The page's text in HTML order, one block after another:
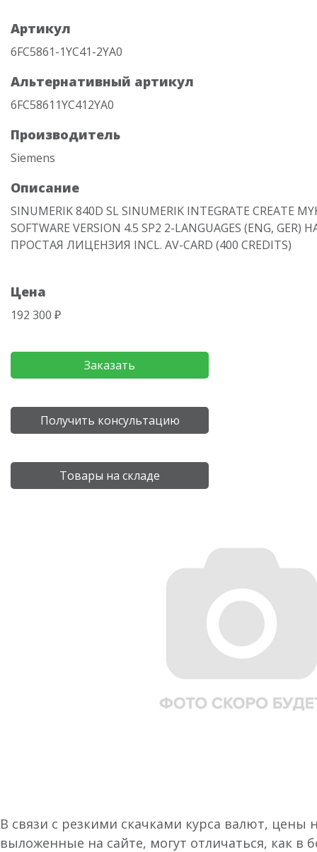
Артикул
6FC5861-1YC41-2YA0
Альтернативный артикул
6FC58611YC412YA0
Производитель
Siemens
Описание
SINUMERIK 840D SL SINUMERIK INTEGRATE CREATE
SOFTWARE VERSION 4.5 SP2 2-LANGUAGES (ENG, GER)
ПРОСТАЯ ЛИЦЕНЗИЯ INCL. AV-CARD (400 CREDITS)
Цена
192 300 ₽
Заказать
Получить консультацию
Товары на складе
В связи с резкими скачками курса валют, цены
выложенные на сайте, могут отличаться, как в